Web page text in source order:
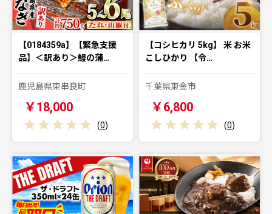
【0184359a】【緊急支援
品】＜訳あり＞鰻の蒲…
鹿児島県東串良町
￥18,000
(0)
【コシヒカリ 5kg】 米 お米
こしひかり 【令…
千葉県東金市
￥6,800
(0)